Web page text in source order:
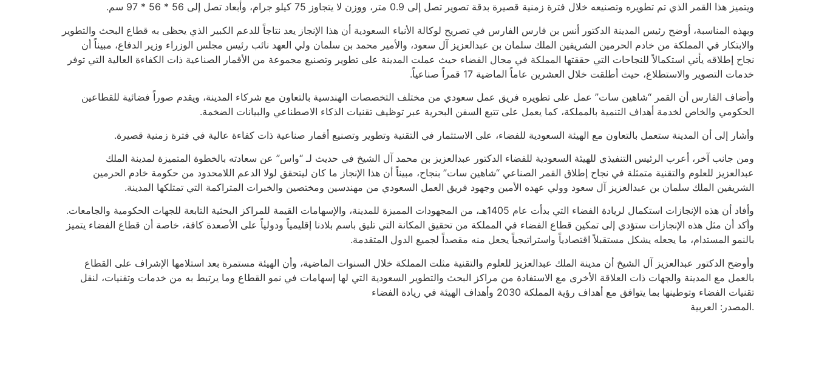
ويتميز هذا القمر الذي تم تطويره وتصنيعه خلال فترة زمنية قصيرة بدقة تصوير تصل إلى 0.9 متر، ووزن لا يتجاوز 75 كيلو جرام، وأبعاد تصل إلى 56 * 56 * 97 سم.
وبهذه المناسبة، أوضح رئيس المدينة الدكتور أنس بن فارس الفارس في تصريح لوكالة الأنباء السعودية أن هذا الإنجاز يعد نتاجاً للدعم الكبير الذي يحظى به قطاع البحث والتطوير
والابتكار في المملكة من خادم الحرمين الشريفين الملك سلمان بن عبدالعزيز آل سعود، والأمير محمد بن سلمان ولي العهد نائب رئيس مجلس الوزراء وزير الدفاع، مبيناً أن
نجاح إطلاقه يأتي استكمالاً للنجاحات التي حققتها المملكة في مجال الفضاء حيث عملت المدينة على تطوير وتصنيع مجموعة من الأقمار الصناعية ذات الكفاءة العالية التي توفر
خدمات التصوير والاستطلاع، حيث أطلقت خلال العشرين عاماً الماضية 17 قمراً صناعياً.
وأضاف الفارس أن القمر “شاهين سات” عمل على تطويره فريق عمل سعودي من مختلف التخصصات الهندسية بالتعاون مع شركاء المدينة، ويقدم صوراً فضائية للقطاعين
الحكومي والخاص لخدمة أهداف التنمية بالمملكة، كما يعمل على تتبع السفن البحرية عبر توظيف تقنيات الذكاء الاصطناعي والبيانات الضخمة.
وأشار إلى أن المدينة ستعمل بالتعاون مع الهيئة السعودية للفضاء، على الاستثمار في التقنية وتطوير وتصنيع أقمار صناعية ذات كفاءة عالية في فترة زمنية قصيرة.
ومن جانب آخر، أعرب الرئيس التنفيذي للهيئة السعودية للفضاء الدكتور عبدالعزيز بن محمد آل الشيخ في حديث لـ “واس” عن سعادته بالخطوة المتميزة لمدينة الملك
عبدالعزيز للعلوم والتقنية متمثلة في نجاح إطلاق القمر الصناعي “شاهين سات” بنجاح، مبيناً أن هذا الإنجاز ما كان ليتحقق لولا الدعم اللامحدود من حكومة خادم الحرمين
الشريفين الملك سلمان بن عبدالعزيز آل سعود وولي عهده الأمين وجهود فريق العمل السعودي من مهندسين ومختصين والخبرات المتراكمة التي تمتلكها المدينة.
وأفاد أن هذه الإنجازات استكمال لريادة الفضاء التي بدأت عام 1405هـ، من المجهودات المميزة للمدينة، والإسهامات القيمة للمراكز البحثية التابعة للجهات الحكومية والجامعات.
وأكد أن مثل هذه الإنجازات ستؤدي إلى تمكين قطاع الفضاء في المملكة من تحقيق المكانة التي تليق باسم بلادنا إقليمياً ودولياً على الأصعدة كافة، خاصة أن قطاع الفضاء يتميز
بالنمو المستدام، ما يجعله يشكل مستقبلاً اقتصادياً واستراتيجياً يجعل منه مقصداً لجميع الدول المتقدمة.
وأوضح الدكتور عبدالعزيز آل الشيخ أن مدينة الملك عبدالعزيز للعلوم والتقنية مثلت المملكة خلال السنوات الماضية، وأن الهيئة مستمرة بعد استلامها الإشراف على القطاع
بالعمل مع المدينة والجهات ذات العلاقة الأخرى مع الاستفادة من مراكز البحث والتطوير السعودية التي لها إسهامات في نمو القطاع وما يرتبط به من خدمات وتقنيات، لنقل
تقنيات الفضاء وتوطينها بما يتوافق مع أهداف رؤية المملكة 2030 وأهداف الهيئة في ريادة الفضاء
.المصدر: العربية